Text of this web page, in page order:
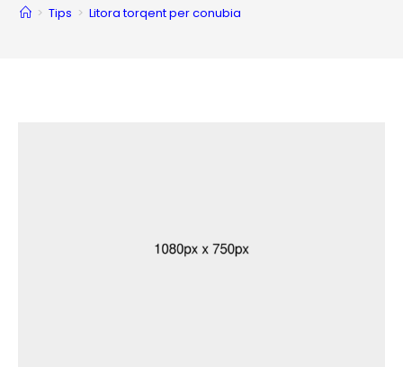
> Tips > Litora torqent per conubia